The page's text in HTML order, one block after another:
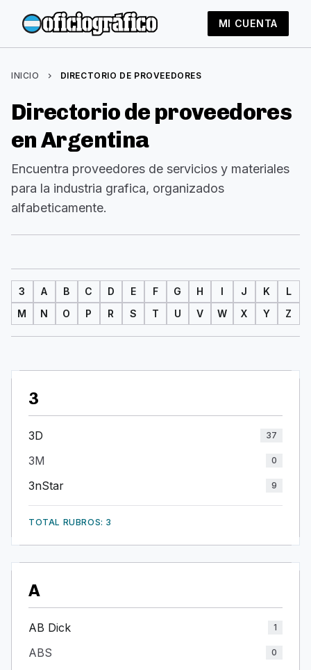
MI CUENTA
INICIO chevron_right DIRECTORIO DE PROVEEDORES
Directorio de proveedores
en Argentina
Encuentra proveedores de servicios y materiales
para la industria grafica, organizados
alfabeticamente.
3 A B C D E F G H I J K
L
M
N O P R S T U V W X Y Z
3
3D 37
3M 0
3nStar 9
TOTAL RUBROS: 3
A
AB Dick 1
ABS 0